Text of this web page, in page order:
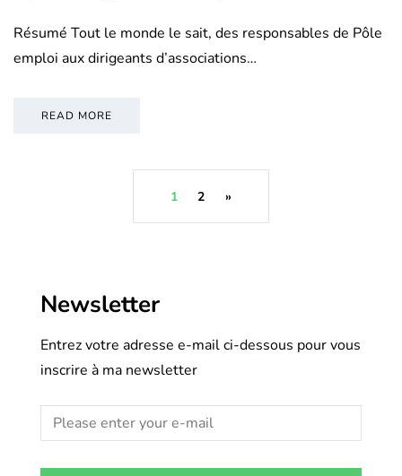
Résumé Tout le monde le sait, des responsables de Pôle
emploi aux dirigeants d’associations…
READ MORE
1 2 »
Newsletter
Entrez votre adresse e-mail ci-dessous pour vous
inscrire à ma newsletter